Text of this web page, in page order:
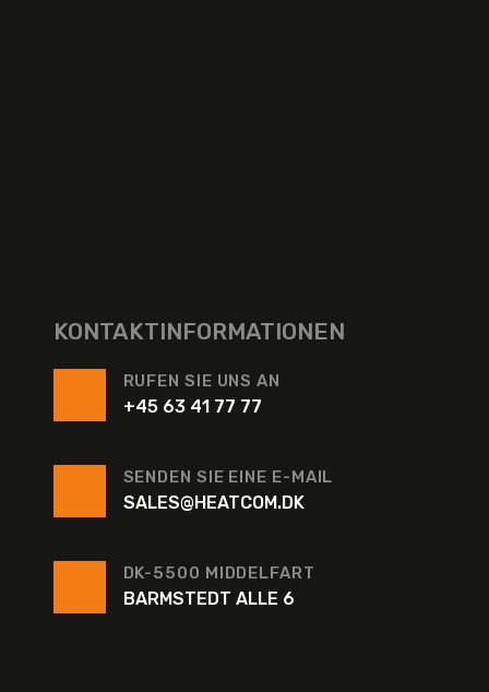
KONTAKTINFORMATIONEN
RUFEN SIE UNS AN
+45 63 41 77 77
SENDEN SIE EINE E-MAIL
SALES@HEATCOM.DK
DK-5500 MIDDELFART
BARMSTEDT ALLE 6